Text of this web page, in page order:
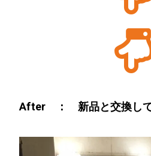
After ： 新品と交換して